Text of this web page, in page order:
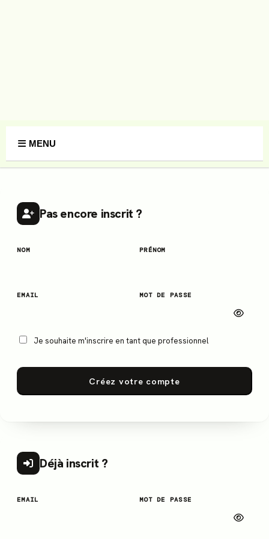
MENU
Pas encore inscrit ?
NOM PRÉNOM
EMAIL MOT DE PASSE
Je souhaite m'inscrire en tant que professionnel
Créez votre compte
Déjà inscrit ?
EMAIL MOT DE PASSE